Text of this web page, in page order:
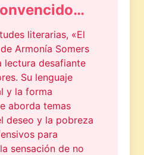
literarias, «El
Armonía Somers
lectura desafiante
Su lenguaje
y la forma
aborda temas
deseo y la pobreza
para
sensación de no